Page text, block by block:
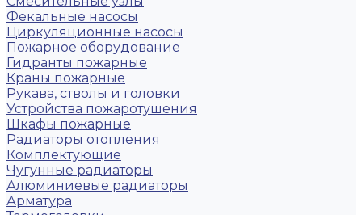
Фекальные насосы
Циркуляционные насосы
Пожарное оборудование
Гидранты пожарные
Краны пожарные
Рукава, стволы и головки
Устройства пожаротушения
Шкафы пожарные
Радиаторы отопления
Комплектующие
Чугунные радиаторы
Алюминиевые радиаторы
Арматура